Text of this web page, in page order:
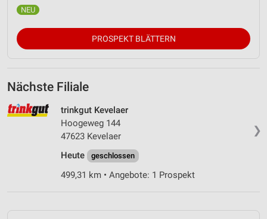
PROSPEKT BLÄTTERN
Nächste Filiale
❯
trinkgut Kevelaer
Hoogeweg 144
47623 Kevelaer
Heute
geschlossen
499,31 km • Angebote: 1 Prospekt